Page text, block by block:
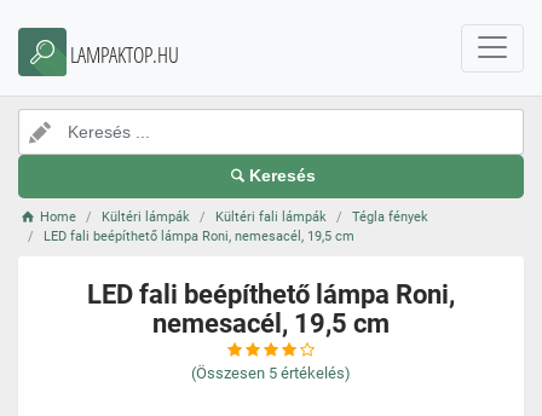
LAMPAKTOP.HU
Keresés
Home Kültéri lámpák Kültéri fali lámpák
Tégla fények
LED fali beépíthető lámpa Roni, nemesacél, 19,5 cm
LED fali beépíthető lámpa Roni,
nemesacél, 19,5 cm
(Összesen 5 értékelés)